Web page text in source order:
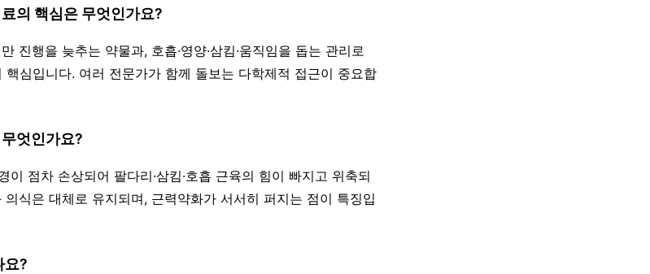
의 핵심은 무엇인가요?
진행을 늦추는 약물과, 호흡·영양·삼킴·움직임을 돕는 관리로
심입니다. 여러 전문가가 함께 돌보는 다학제적 접근이 중요합
엇인가요?
이 점차 손상되어 팔다리·삼킴·호흡 근육의 힘이 빠지고 위축되
식은 대체로 유지되며, 근력약화가 서서히 퍼지는 점이 특징입
요?